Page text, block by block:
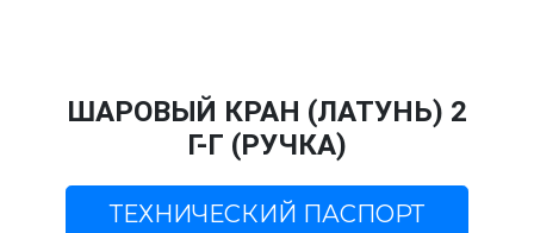
ШАРОВЫЙ КРАН (ЛАТУНЬ) 2
Г-Г (РУЧКА)
ТЕХНИЧЕСКИЙ ПАСПОРТ